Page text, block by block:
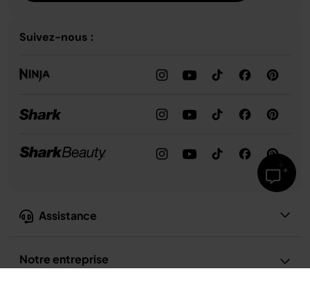
Assistance
Notre entreprise
Suivez-nous :